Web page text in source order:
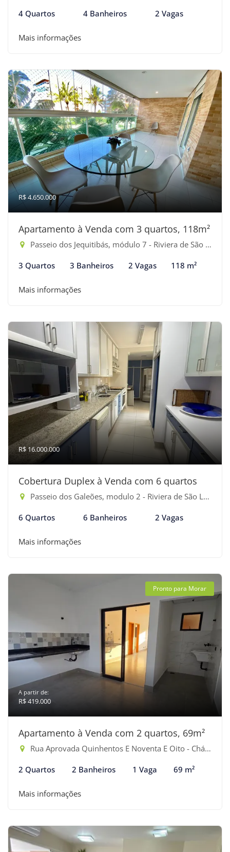
4 Quartos 4 Banheiros 2 Vagas
Mais informações
R$ 4.650.000
Apartamento à Venda com 3 quartos, 118m²
Passeio dos Jequitibás, módulo 7 - Riviera de São Lourenço, Bertioga-SP
3 Quartos 3 Banheiros 2 Vagas 118 m²
Mais informações
R$ 16.000.000
Cobertura Duplex à Venda com 6 quartos
Passeio dos Galeões, modulo 2 - Riviera de São Lourenço, Bertioga-SP
6 Quartos 6 Banheiros 2 Vagas
Mais informações
Pronto para Morar
A partir de:
R$ 419.000
Apartamento à Venda com 2 quartos, 69m²
Rua Aprovada Quinhentos E Noventa E Oito - Chácaras, Bertioga-SP
2 Quartos 2 Banheiros 1 Vaga 69 m²
Mais informações